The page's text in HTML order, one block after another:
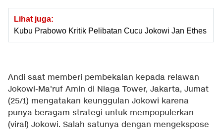
Lihat juga:
Kubu Prabowo Kritik Pelibatan Cucu Jokowi Jan Ethes
Andi saat memberi pembekalan kepada relawan
Jokowi-Ma'ruf Amin di Niaga Tower, Jakarta, Jumat
(25/1) mengatakan keunggulan Jokowi karena
punya beragam strategi untuk mempopulerkan
(viral) Jokowi. Salah satunya dengan mengekspose